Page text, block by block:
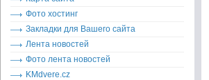
Фото хостинг
Закладки для Вашего сайта
Лента новостей
Фото лента новостей
KMdvere.cz